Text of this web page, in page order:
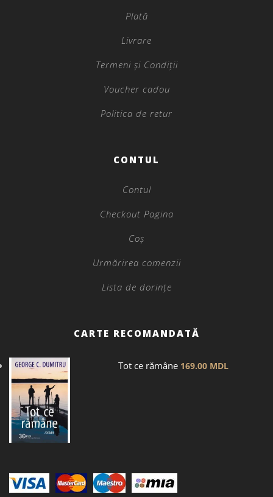
Plată
Livrare
Termeni și Condiții
Voucher cadou
Politica de retur
CONTUL
Contul
Checkout Pagina
Coș
Urmărirea comenzii
Lista de dorințe
CARTE RECOMANDATĂ
Tot ce rămâne 169.00 MDL